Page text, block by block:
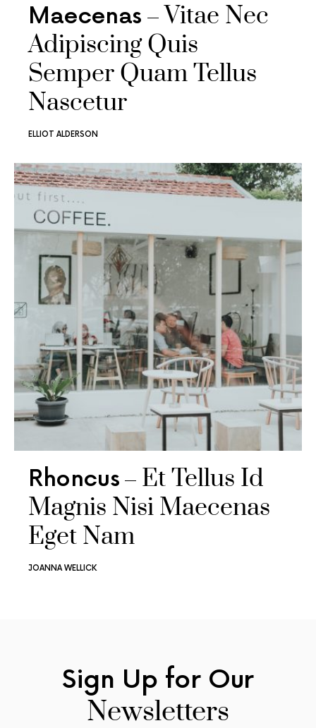
Maecenas
Vitae Nec
Adipiscing Quis
Semper Quam Tellus
Nascetur
ELLIOT ALDERSON
Rhoncus
Et Tellus Id
Magnis Nisi Maecenas
Eget Nam
JOANNA WELLICK
Sign Up for Our
Newsletters